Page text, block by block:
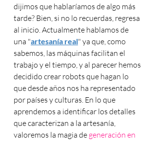
dijimos que hablaríamos de algo más
tarde? Bien, si no lo recuerdas, regresa
al inicio. Actualmente hablamos de
una "artesanía real" ya que, como
sabemos, las máquinas facilitan el
trabajo y el tiempo, y al parecer hemos
decidido crear robots que hagan lo
que desde años nos ha representado
por países y culturas. En lo que
aprendemos a identificar los detalles
que caracterizan a la artesanía,
valoremos la magia de generación en